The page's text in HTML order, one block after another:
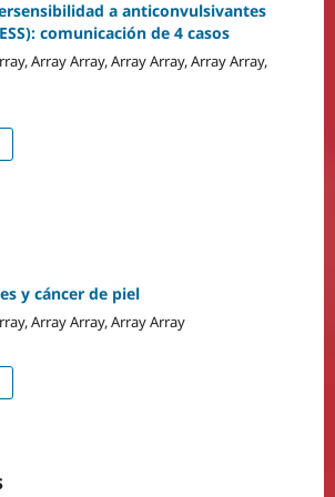
a anticonvulsivantes
comunicación de 4 casos
Array Array, Array Array, Array Array,
y cáncer de piel
Array Array, Array Array